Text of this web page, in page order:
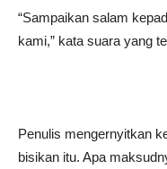
“Sampaikan salam
kami,” kata suara yang
Penulis mengernyitkan
bisikan itu. Apa